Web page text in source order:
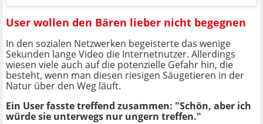
User wollen den Bären lieber nicht begegnen
In den sozialen Netzwerken begeisterte das wenige
Sekunden lange Video die Internetnutzer. Allerdings
wiesen viele auch auf die potenzielle Gefahr hin, die
besteht, wenn man diesen riesigen Säugetieren in der
Natur über den Weg läuft.
Ein User fasste treffend zusammen: "Schön, aber ich
würde sie unterwegs nur ungern treffen."